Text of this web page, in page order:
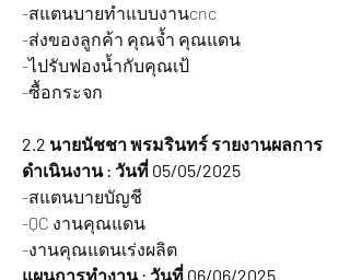
-สแตนบายทำแบบงานcnc
-ส่งของลูกค้า คุณจ้ำ คุณแดน
-ไปรับฟองน้ำกับคุณเป้
-ซื้อกระจก
2.2 นายนัชชา พรมรินทร์ รายงานผลการ
ดำเนินงาน : วันที่ 05/05/2025
-สแตนบายบัญชี
-QC งานคุณแดน
-งานคุณแดนเร่งผลิต
แผนการทำงาน : วันที่ 06/06/2025